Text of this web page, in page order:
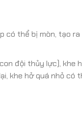
có thể bị mòn, tạo
đội thủy lực), khe
khe hở quá nhỏ có